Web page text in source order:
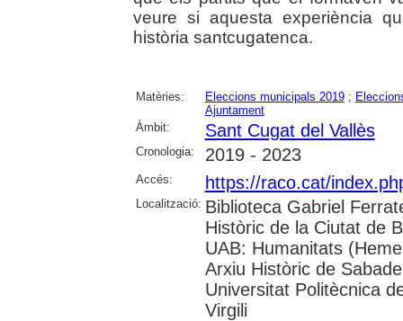
veure si aquesta experiència
història santcugatenca.
Matèries: Eleccions municipals 2019;
Ajuntament
Àmbit:
Sant Cugat del Vallès
Cronologia: 2019 - 2023
Accés: https://raco.cat/
Localització: Biblioteca Gabriel
Històric de la Ciutat de
UAB: Humanitats
Arxiu Històric de
Universitat Politècnica
Virgili